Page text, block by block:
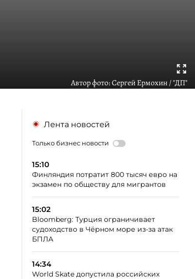
Автор фото:Сергей Ермохин / "ДП"
Лента новостей
Только бизнес новости
15:10
Финляндия потратит 800 тысяч евро на
экзамен по обществу для мигрантов
15:02
Bloomberg: Турция ограничивает
судоходство в Чёрном море из-за атак
БПЛА
14:34
World Skate допустила российских